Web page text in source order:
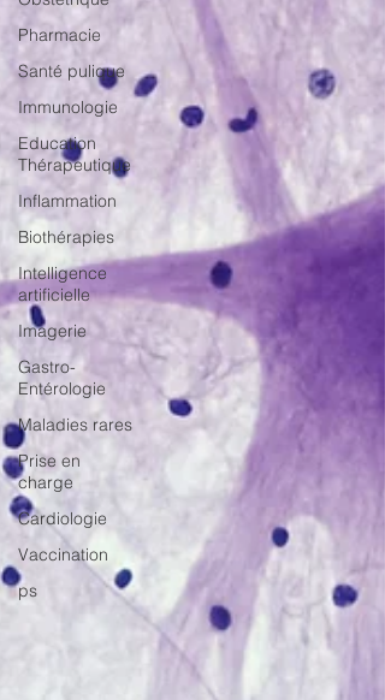
Pharmacie
Santé pulique
Immunologie
Education
Thérapeutique
Inflammation
Biothérapies
Intelligence
artificielle
Imagerie
Gastro-
Entérologie
Maladies rares
Prise en
charge
Cardiologie
Vaccination
ps